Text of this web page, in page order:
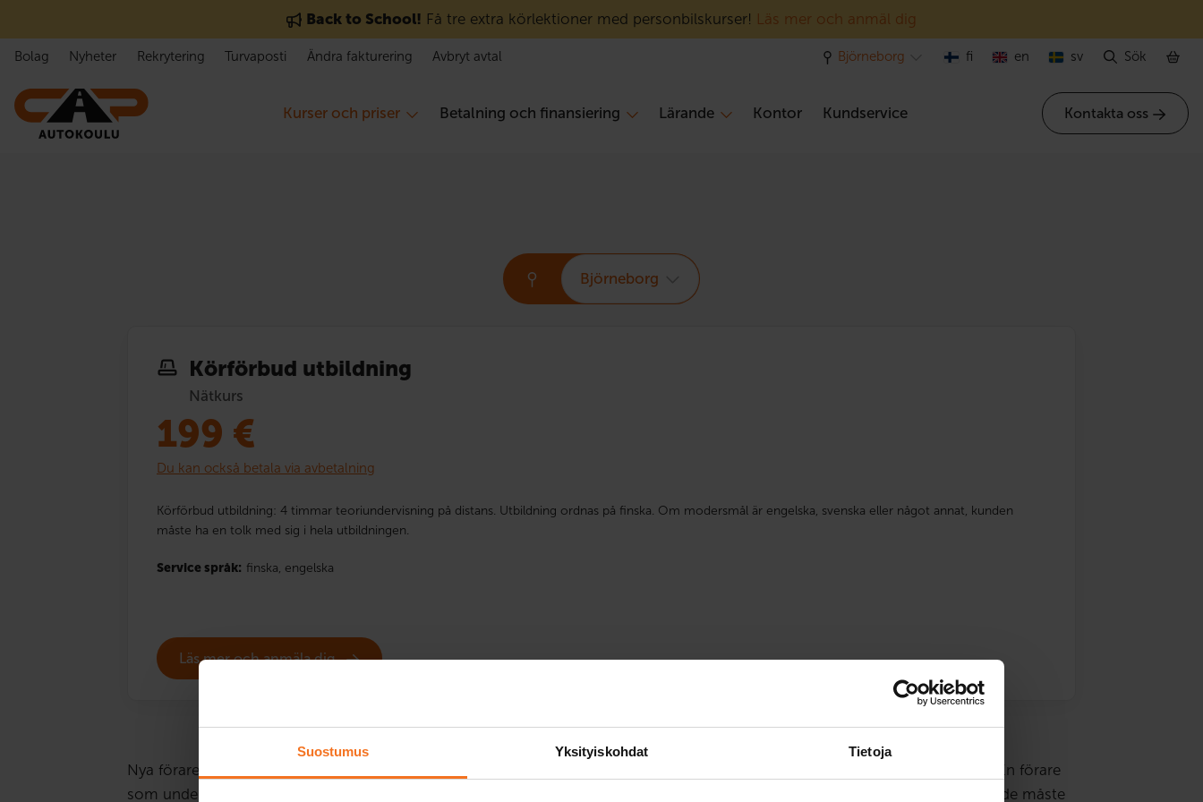
Suostumus Yksityiskohdat Tietoja
Back to School! Få tre extra körlektioner med personbilskurser! Läs mer och anmäl dig
Kurser och priser Betalning och finansiering Lärande Kontor Kundservice Kontakta oss
Bolag Nyheter Rekrytering Turvaposti Ändra fakturering Avbryt avtal Björneborg fi en sv Sök
Björneborg
Körförbud utbildning
Nätkurs
199 €
Du kan också betala via avbetalning
Körförbud utbildning: 4 timmar teoriundervisning på distans. Utbildning ordnas på finska. Om modersmål är engelska, svenska eller något annat, kunden
måste ha en tolk med sig i hela utbildningen.
Service språk: finska, engelska
Läs mer och anmäla dig
Nya förare står under strängare uppsikt än andra förare i två års tid efter att de fått sitt första körkort för bil eller motorcykel. En förare
som under denna tid bryter mot trafikreglerna en eller flera gånger kan beläggas med körförbud. För att förebygga riskbeteende måste